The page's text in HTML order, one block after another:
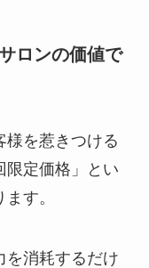
ロンの価値で
様を惹きつける
限定価格」とい
す。
を消耗するだけ